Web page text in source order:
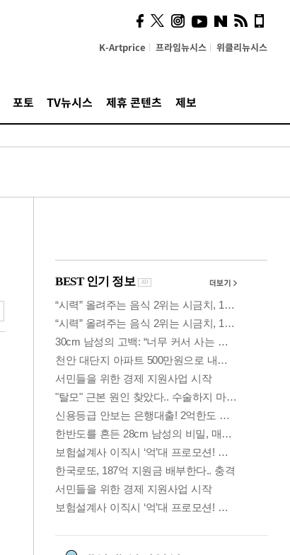
K-Artprice 프라임뉴시스 위클리뉴시스
포토 TV뉴시스 제휴 콘텐츠 제보
시, 스마트폰 액세서리에
NFC 더했다